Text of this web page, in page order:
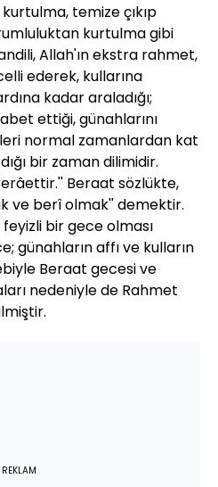
temize çıkıp
kurtulma gibi
Allah'ın ekstra rahmet,
ederek, kullarına
kadar araladığı;
ettiği, günahlarını
normal zamanlardan kat
bir zaman dilimidir.
Beraat sözlükte,
ve berî olmak'' demektir.
bir gece olması
günahların affı ve kulların
Beraat gecesi ve
nedeniyle de Rahmet
REKLAM